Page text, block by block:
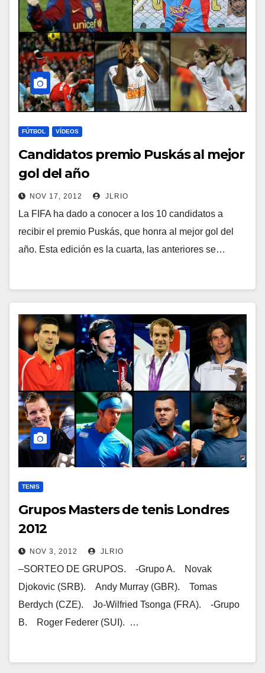
FÚTBOL VÍDEOS
Candidatos premio Puskás al mejor
gol del año
NOV 17, 2012 JLRIO
La FIFA ha dado a conocer a los 10 candidatos a
recibir el premio Puskás, que honra al mejor gol del
año. Esta edición es la cuarta, las anteriores se…
TENIS
Grupos Masters de tenis Londres
2012
NOV 3, 2012 JLRIO
–SORTEO DE GRUPOS. -Grupo A. Novak
Djokovic (SRB). Andy Murray (GBR). Tomas
Berdych (CZE). Jo-Wilfried Tsonga (FRA). -Grupo
B. Roger Federer (SUI). …